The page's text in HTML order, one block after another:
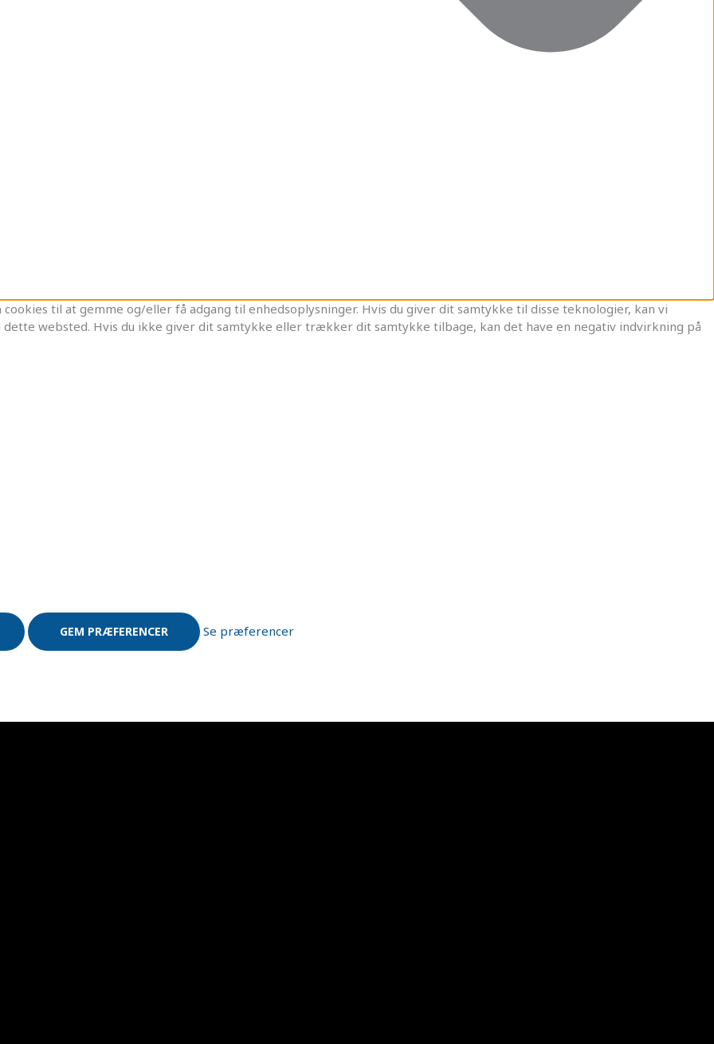
til at gemme og/eller få adgang til enhedsoplysninger. Hvis du giver dit samtykke til disse teknologier, kan vi
websted. Hvis du ikke giver dit samtykke eller trækker dit samtykke tilbage, kan det have en negativ indvirkning på
GEM PRÆFERENCER
Se præferencer